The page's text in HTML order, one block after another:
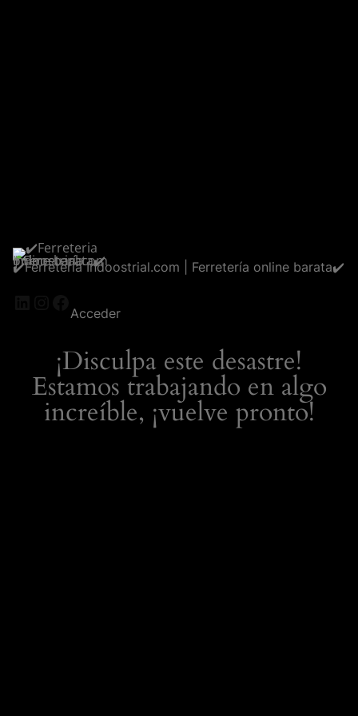
✔️Ferreteria Indoostrial.com | Ferretería online barata✔️
LinkedIn
Instagram
Facebook
Acceder
¡Disculpa este desastre!
Estamos trabajando en algo
increíble, ¡vuelve pronto!